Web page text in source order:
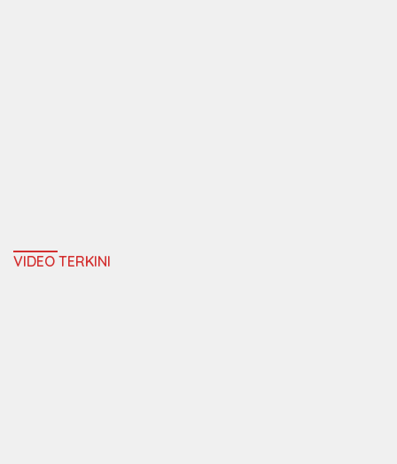
VIDEO TERKINI